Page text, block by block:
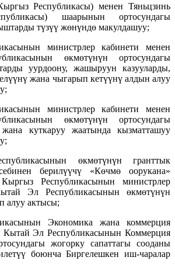
Республикасы) менен Тяньцзинь
шаарынын ортосундагы
түзүү жөнүндө макулдашуу;
министрлер кабинети менен
өкмөтүнүн ортосундагы
уурдоону, жашыруун казууларды,
жана чыгарып кетүүнү алдын алуу
министрлер кабинети менен
өкмөтүнүн ортосундагы
куткаруу жаатында кызматташуу
өкмөтүнүн гранттык
берилүүчү «Көчмө оорукана»
Республикасынын министрлер
Эл Республикасынын өкмөтүнүн
алуу актысы;
Экономика жана коммерция
Кытай Эл Республикасынын Коммерция
жогорку сапаттагы сооданы
боюнча Биргелешкен иш-чаралар